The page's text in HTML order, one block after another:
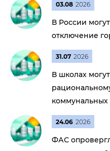
03.08 2026
В России
отключение
31.07 2026
В школах
коммунальных
24.06 2026
ФАС